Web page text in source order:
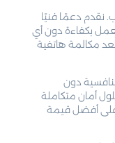
نقدم دعمًا فنيًا
بكفاءة دون أي
مكالمة هاتفية
دون
أمان متكاملة
على أفضل قيمة